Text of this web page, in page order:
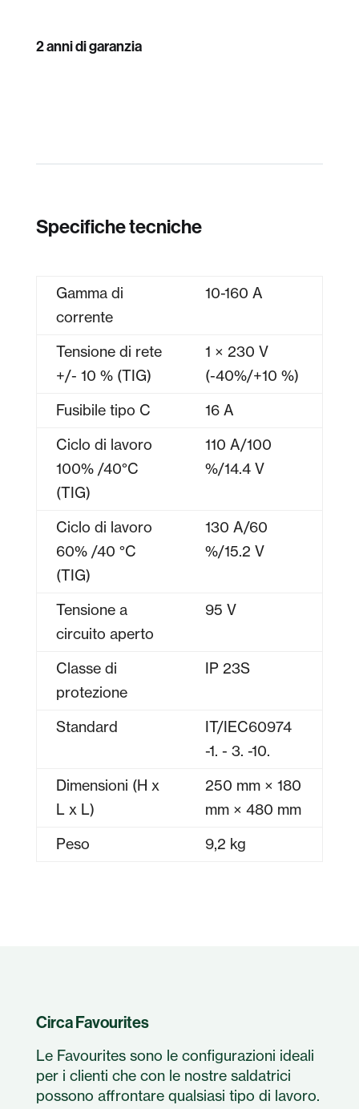
2 anni di garanzia
Specifiche tecniche
Gamma di
corrente
10-160 A
Tensione di rete
+/- 10 % (TIG)
1 × 230 V
(-40%/+10 %)
Fusibile tipo C
16 A
Ciclo di lavoro
100% /40°C
(TIG)
110 A/100
%/14.4 V
Ciclo di lavoro
60% /40 °C
(TIG)
130 A/60
%/15.2 V
Tensione a
circuito aperto
95 V
Classe di
protezione
IP 23S
Standard
IT/IEC60974
-1. - 3. -10.
Dimensioni (H x
L x L)
250 mm × 180
mm × 480 mm
Peso
9,2 kg
Circa Favourites
Le Favourites sono le configurazioni ideali
per i clienti che con le nostre saldatrici
possono affrontare qualsiasi tipo di lavoro.